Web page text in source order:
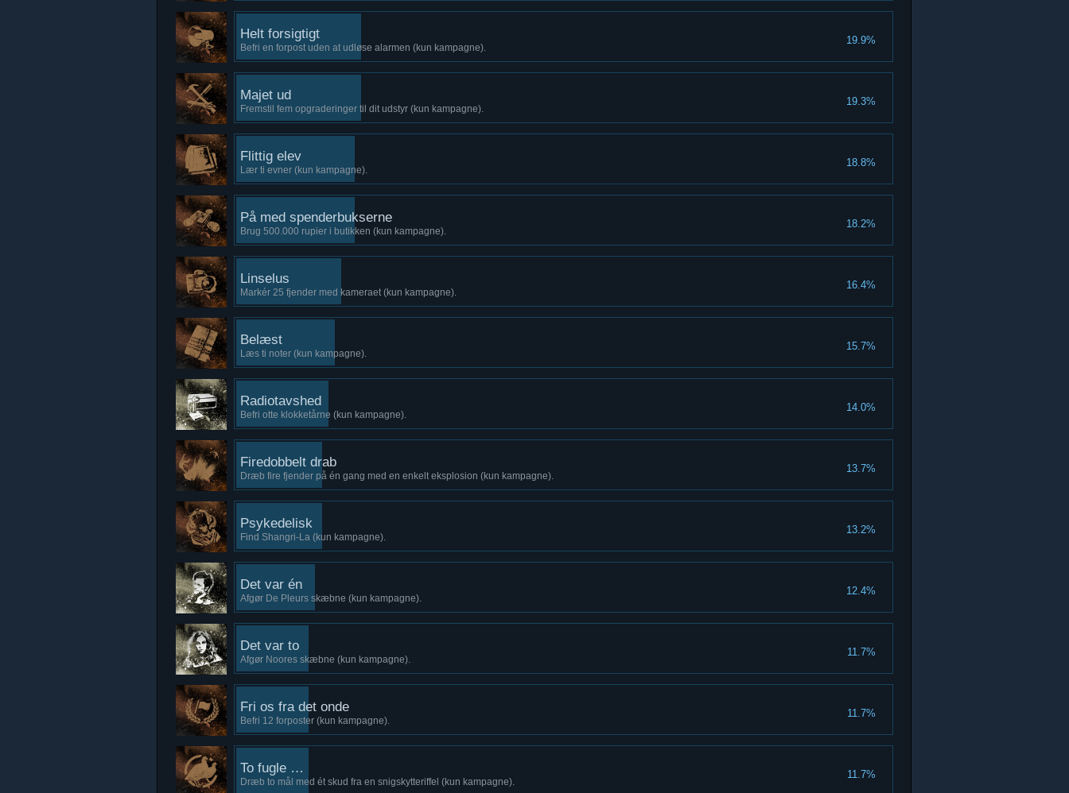
19.9%
Helt forsigtigt
Befri en forpost uden at udløse alarmen (kun kampagne).
19.3%
Majet ud
Fremstil fem opgraderinger til dit udstyr (kun kampagne).
18.8%
Flittig elev
Lær ti evner (kun kampagne).
18.2%
På med spenderbukserne
Brug 500.000 rupier i butikken (kun kampagne).
16.4%
Linselus
Markér 25 fjender med kameraet (kun kampagne).
15.7%
Belæst
Læs ti noter (kun kampagne).
14.0%
Radiotavshed
Befri otte klokketårne (kun kampagne).
13.7%
Firedobbelt drab
Dræb fire fjender på én gang med en enkelt eksplosion (kun kampagne).
13.2%
Psykedelisk
Find Shangri-La (kun kampagne).
12.4%
Det var én
Afgør De Pleurs skæbne (kun kampagne).
11.7%
Det var to
Afgør Noores skæbne (kun kampagne).
11.7%
Fri os fra det onde
Befri 12 forposter (kun kampagne).
11.7%
To fugle …
Dræb to mål med ét skud fra en snigskytteriffel (kun kampagne).